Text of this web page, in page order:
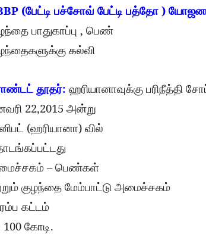
(பேட்டி பச்சோவ் பேட்டி பத்தோ )
பாதுகாப்பு , பெண்
கல்வி
தூதர்: ஹரியானாவுக்கு பரிநீத்தி
22,2015 அன்று
(ஹரியானா) வில்
–பெண்கள்
குழந்தை மேம்பாட்டு அமைச்சகம்
கட்டம்
100 கோடி.